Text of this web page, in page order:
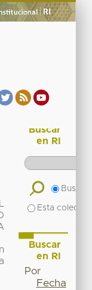
Buscar
en RI
Buscar
Esta
Buscar
en RI
Por
Fecha